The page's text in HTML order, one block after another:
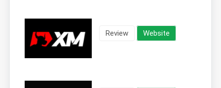
Review Website